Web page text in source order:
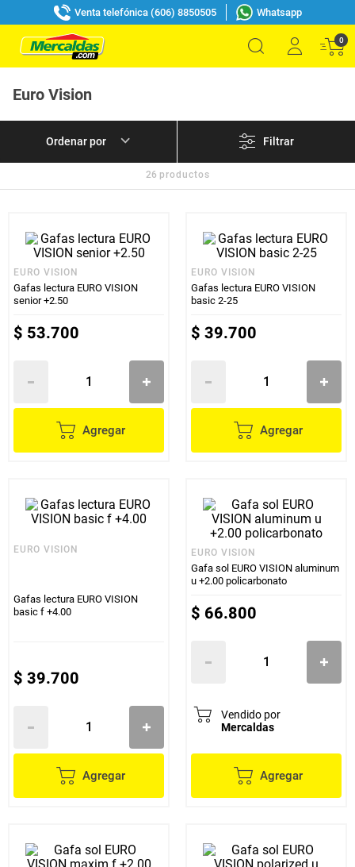
Venta telefónica (606) 8850505 Whatsapp
0
Euro Vision
Filtrar
26 productos
EURO VISION
Gafas lectura EURO VISION
senior +2.50
$ 53.700
Agregar
EURO VISION
Gafas lectura EURO VISION
basic 2-25
$ 39.700
Agregar
EURO VISION
Gafas lectura EURO VISION
basic f +4.00
$ 39.700
Agregar
EURO VISION
Gafa sol EURO VISION aluminum
u +2.00 policarbonato
$ 66.800
Vendido por
Mercaldas
Agregar